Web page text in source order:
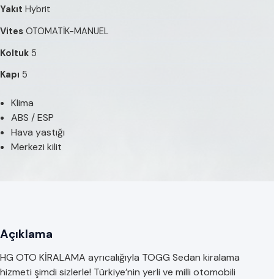
Yakıt Hybrit
Vites OTOMATİK-MANUEL
Koltuk 5
Kapı 5
Klima
ABS / ESP
Hava yastığı
Merkezi kilit
Açıklama
HG OTO KİRALAMA ayrıcalığıyla TOGG Sedan kiralama
hizmeti şimdi sizlerle! Türkiye’nin yerli ve milli otomobili